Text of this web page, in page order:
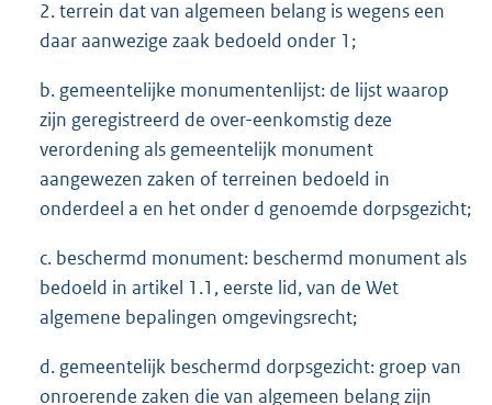
2. terrein dat van algemeen belang is wegens een
daar aanwezige zaak bedoeld onder 1;
b. gemeentelijke monumentenlijst: de lijst waarop
zijn geregistreerd de over-eenkomstig deze
verordening als gemeentelijk monument
aangewezen zaken of terreinen bedoeld in
onderdeel a en het onder d genoemde dorpsgezicht;
c. beschermd monument: beschermd monument als
bedoeld in artikel 1.1, eerste lid, van de Wet
algemene bepalingen omgevingsrecht;
d. gemeentelijk beschermd dorpsgezicht: groep van
onroerende zaken die van algemeen belang zijn